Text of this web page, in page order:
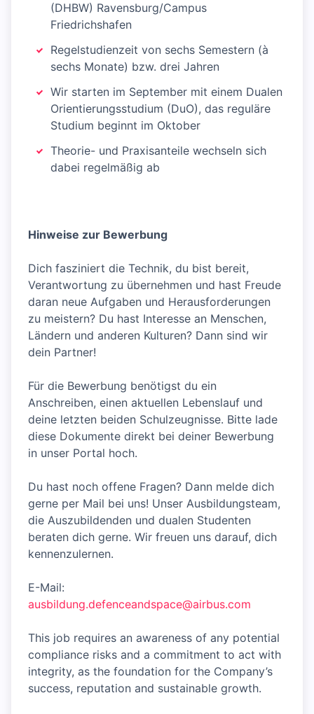
(DHBW) Ravensburg/Campus
Friedrichshafen
Regelstudienzeit von sechs Semestern (à
sechs Monate) bzw. drei Jahren
Wir starten im September mit einem Dualen
Orientierungsstudium (DuO), das reguläre
Studium beginnt im Oktober
Theorie- und Praxisanteile wechseln sich
dabei regelmäßig ab
Hinweise zur Bewerbung
Dich fasziniert die Technik, du bist bereit,
Verantwortung zu übernehmen und hast Freude
daran neue Aufgaben und Herausforderungen
zu meistern? Du hast Interesse an Menschen,
Ländern und anderen Kulturen? Dann sind wir
dein Partner!
Für die Bewerbung benötigst du ein
Anschreiben, einen aktuellen Lebenslauf und
deine letzten beiden Schulzeugnisse. Bitte lade
diese Dokumente direkt bei deiner Bewerbung
in unser Portal hoch.
Du hast noch offene Fragen? Dann melde dich
gerne per Mail bei uns! Unser Ausbildungsteam,
die Auszubildenden und dualen Studenten
beraten dich gerne. Wir freuen uns darauf, dich
kennenzulernen.
E-Mail:
ausbildung.defenceandspace@airbus.com
This job requires an awareness of any potential
compliance risks and a commitment to act with
integrity, as the foundation for the Company’s
success, reputation and sustainable growth.